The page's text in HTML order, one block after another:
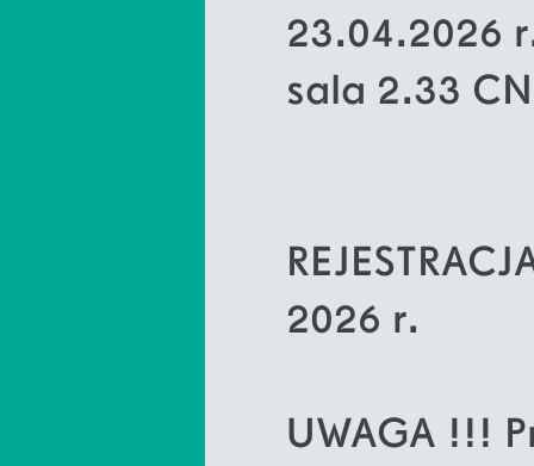
sala 2.33
2026 r.
UWAGA !!!